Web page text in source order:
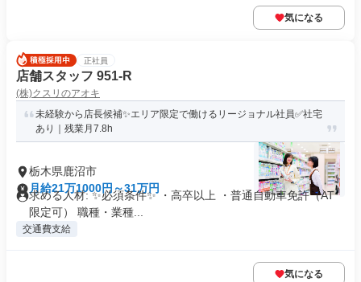
気になる
正社員
店舗スタッフ 951-R
(株)クスリのアオキ
未経験から店長候補✨エリア限定で働けるリージョナル社員✅社宅
あり｜残業月7.8h
栃木県鹿沼市
月給21万1000円～31万円
求める人材: ✨必須条件✨ ・高卒以上 ・普通自動車免許（AT
限定可） 職種・業種...
交通費支給
気になる